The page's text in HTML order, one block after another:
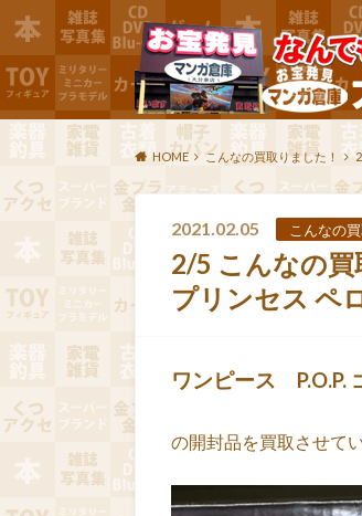
HOME こんなの買取りました！
2021.02.05 こんなの
2/5 こんなの買
プリンセス ペ
ワンピース P.O.P.
の開封品を買取させて